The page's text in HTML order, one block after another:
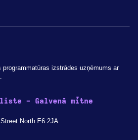
izstrādes uzņēmums ar
- Galvenā mītne
North E6 2JA